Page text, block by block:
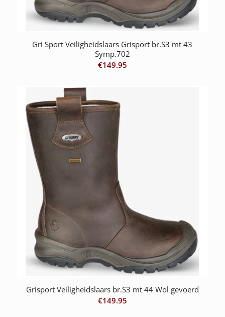
Gri Sport Veiligheidslaars Grisport br.S3 mt 43
Symp.702
€149.95
Grisport Veiligheidslaars br.S3 mt 44 Wol gevoerd
€149.95